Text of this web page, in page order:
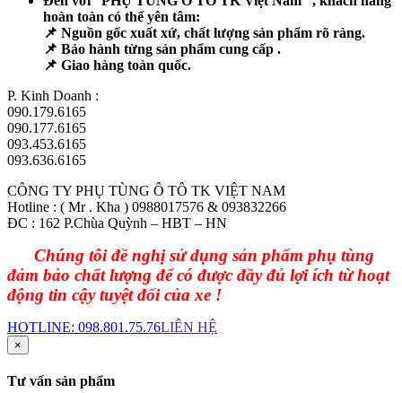
hoàn toàn có thể yên tâm:
📌 Nguồn gốc xuất xứ, chất lượng sản phẩm rõ ràng.
📌 Bảo hành từng sản phẩm cung cấp .
📌 Giao hàng toàn quốc.
P. Kinh Doanh :
090.179.6165
090.177.6165
093.453.6165
093.636.6165
CÔNG TY PHỤ TÙNG Ô TÔ TK VIỆT NAM
Hotline : ( Mr . Kha ) 0988017576 & 093832266
ĐC : 162 P.Chùa Quỳnh – HBT – HN
Chúng tôi đề nghị sử dụng sản phẩm phụ tùng
đảm bảo chất lượng để có được đầy đủ lợi ích từ hoạt
động tin cậy tuyệt đối của xe !
HOTLINE: 098.801.75.76LIÊN HỆ
×
Tư vấn sản phẩm